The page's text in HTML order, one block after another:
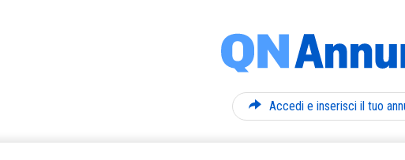
Accedi e inserisci il tuo